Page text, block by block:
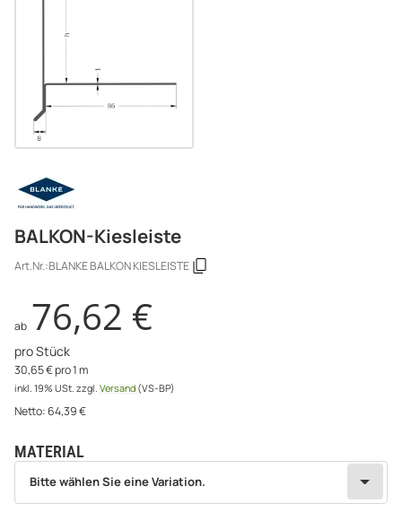
BALKON-Kiesleiste
Art.Nr.:BLANKE BALKON KIESLEISTE
ab 76,62 €
pro Stück
30,65 € pro 1 m
inkl. 19% USt. zzgl. Versand (VS-BP)
Netto:64,39€
MATERIAL
wählen
Bitte wählen Sie eine Variation.